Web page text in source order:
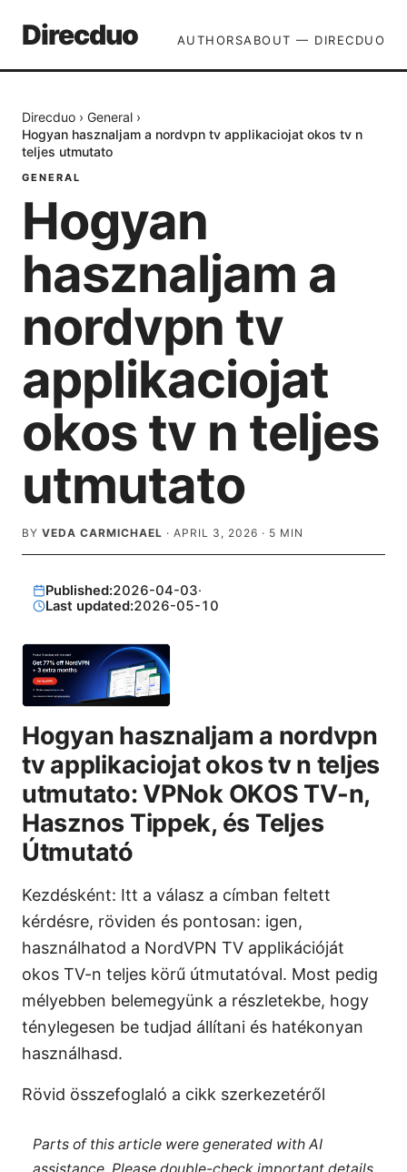
Direcduo AUTHORSABOUT — DIRECDUO
Direcduo › General ›
Hogyan hasznaljam a nordvpn tv applikaciojat okos tv n
teljes utmutato
GENERAL
Hogyan
hasznaljam a
nordvpn tv
applikaciojat
okos tv n teljes
utmutato
BY VEDA CARMICHAEL · APRIL 3, 2026 · 5 MIN
Published:2026-04-03·
Last updated:2026-05-10
Hogyan hasznaljam a nordvpn
tv applikaciojat okos tv n teljes
utmutato: VPNok OKOS TV-n,
Hasznos Tippek, és Teljes
Útmutató
Kezdésként: Itt a válasz a címban feltett
kérdésre, röviden és pontosan: igen,
használhatod a NordVPN TV applikációját
okos TV-n teljes körű útmutatóval. Most pedig
mélyebben belemegyünk a részletekbe, hogy
ténylegesen be tudjad állítani és hatékonyan
használhasd.
Rövid összefoglaló a cikk szerkezetéről
Parts of this article were generated with AI